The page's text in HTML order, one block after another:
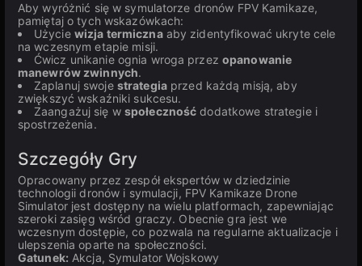
Aby wyróżnić się w symulatorze dronów FPV Kamikaze,
pamiętaj o tych wskazówkach:
Użycie wizja termicznaaby zidentyfikować ukryte cele
na wczesnym etapie misji.
Ćwicz unikanie ognia wroga przez opanowanie
manewrów zwinnych.
Zaplanuj swoje strategiaprzed każdą misją, aby
zwiększyć wskaźniki sukcesu.
Zaangażuj się w społeczność dodatkowe strategie i
spostrzeżenia.
Szczegóły Gry
Opracowany przez zespół ekspertów w dziedzinie
technologii dronów i symulacji, FPV Kamikaze Drone
Simulator jest dostępny na wielu platformach, zapewniając
szeroki zasięg wśród graczy. Obecnie gra jest we
wczesnym dostępie, co pozwala na regularne aktualizacje i
ulepszenia oparte na społeczności.
Gatunek: Akcja, Symulator Wojskowy